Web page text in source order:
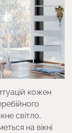
кожен
світло,
на вікні